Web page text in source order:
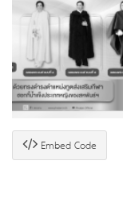
Embed Code